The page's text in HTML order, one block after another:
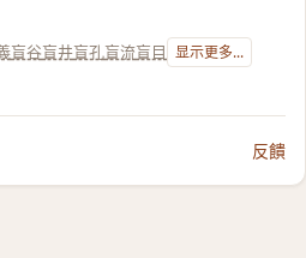
盲谷盲井盲孔盲流盲目 显示更多...
反饋